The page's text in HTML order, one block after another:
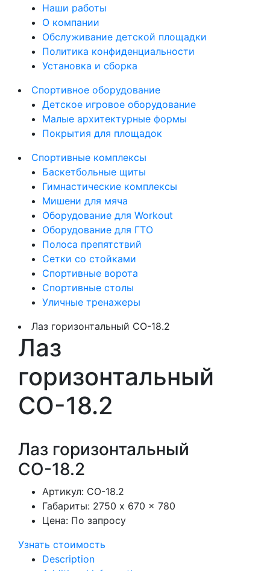
Наши работы
О компании
Обслуживание детской площадки
Политика конфиденциальности
Установка и сборка
Спортивное оборудование
Детское игровое оборудование
Малые архитектурные формы
Покрытия для площадок
Спортивные комплексы
Баскетбольные щиты
Гимнастические комплексы
Мишени для мяча
Оборудование для Workout
Оборудование для ГТО
Полоса препятствий
Сетки со стойками
Спортивные ворота
Спортивные столы
Уличные тренажеры
Лаз горизонтальный СО-18.2
Лаз
горизонтальный
СО-18.2
Лаз горизонтальный
СО-18.2
Артикул: СО-18.2
Габариты: 2750 x 670 x 780
Цена: По запросу
Узнать стоимость
Description